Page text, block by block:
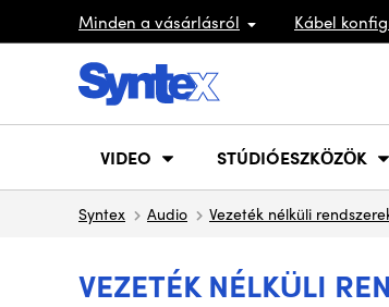
Minden a vásárlásról Kábel
VIDEO STÚDIÓESZKÖZÖK
Syntex Audio Vezeték nélküli
VEZETÉK NÉLKÜLI